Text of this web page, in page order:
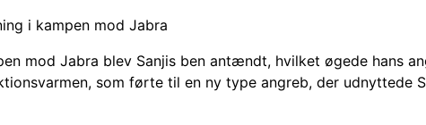
i kampen mod Jabra
mod Jabra blev Sanjis ben antændt, hvilket øgede hans
som førte til en ny type angreb, der udnyttede